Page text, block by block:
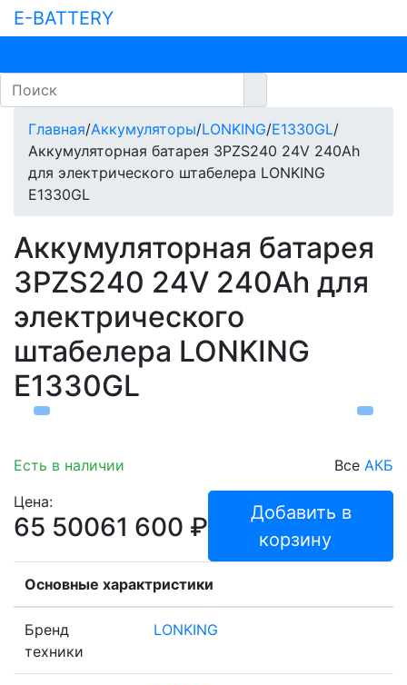
E-BATTERY
Главная/Аккумуляторы/LONKING/E1330GL/
Аккумуляторная батарея 3PZS240 24V 240Ah
для электрического штабелера LONKING
E1330GL
Аккумуляторная батарея
3PZS240 24V 240Ah для
электрического
штабелера LONKING
E1330GL
Есть в наличии Все АКБ
Цена:
65 50061 600 ₽
Добавить в
корзину
Основные характристики
Бренд
техники
LONKING